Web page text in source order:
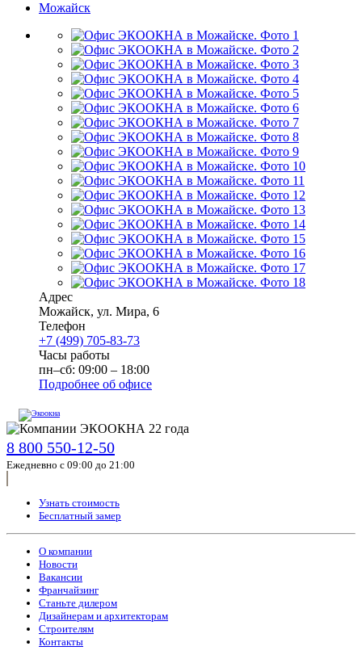
Можайск
Адрес
Можайск, ул. Мира, 6
Телефон
+7 (499) 705-83-73
Часы работы
пн–сб: 09:00 – 18:00
Подробнее об офисе
8 800 550-12-50
Ежедневно с 09:00 до 21:00
Узнать стоимость
Бесплатный замер
О компании
Новости
Вакансии
Франчайзинг
Станьте дилером
Дизайнерам и архитекторам
Строителям
Контакты